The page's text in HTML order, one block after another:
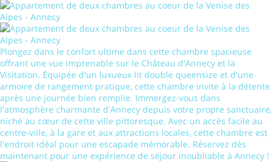
Plongez dans le confort ultime dans cette chambre spacieuse
offrant une vue imprenable sur le Château d'Annecy et la
Visitation. Équipée d'un luxueux lit double queensize et d'une
armoire de rangement pratique, cette chambre invite à la détente
après une journée bien remplie. Immergez-vous dans
l'atmosphère charmante d'Annecy depuis votre propre sanctuaire,
niché au cœur de cette ville pittoresque. Avec un accès facile au
centre-ville, à la gare et aux attractions locales, cette chambre est
l'endroit idéal pour une escapade mémorable. Réservez dès
maintenant pour une expérience de séjour inoubliable à Annecy !